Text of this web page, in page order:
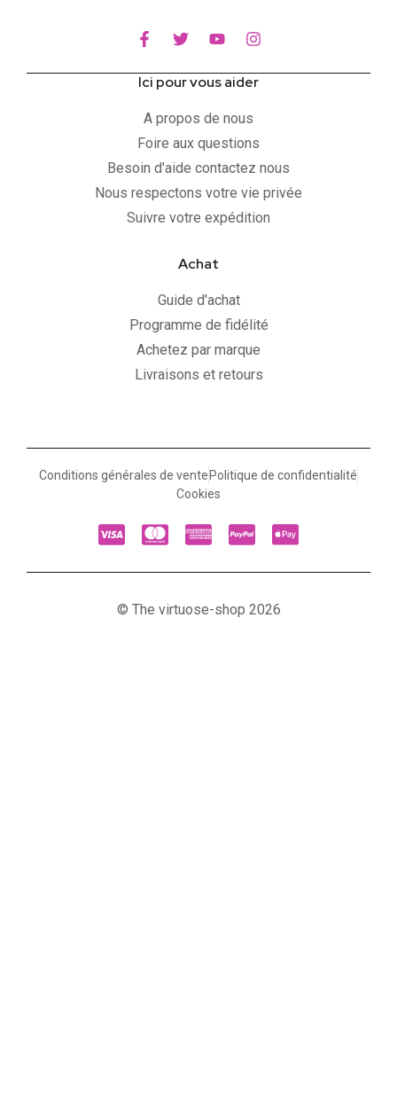
Ici pour vous aider
A propos de nous
Foire aux questions
Besoin d'aide contactez nous
Nous respectons votre vie privée
Suivre votre expédition
Achat
Guide d'achat
Programme de fidélité
Achetez par marque
Livraisons et retours
Conditions générales de ventePolitique de confidentialité
Cookies
© The virtuose-shop 2026